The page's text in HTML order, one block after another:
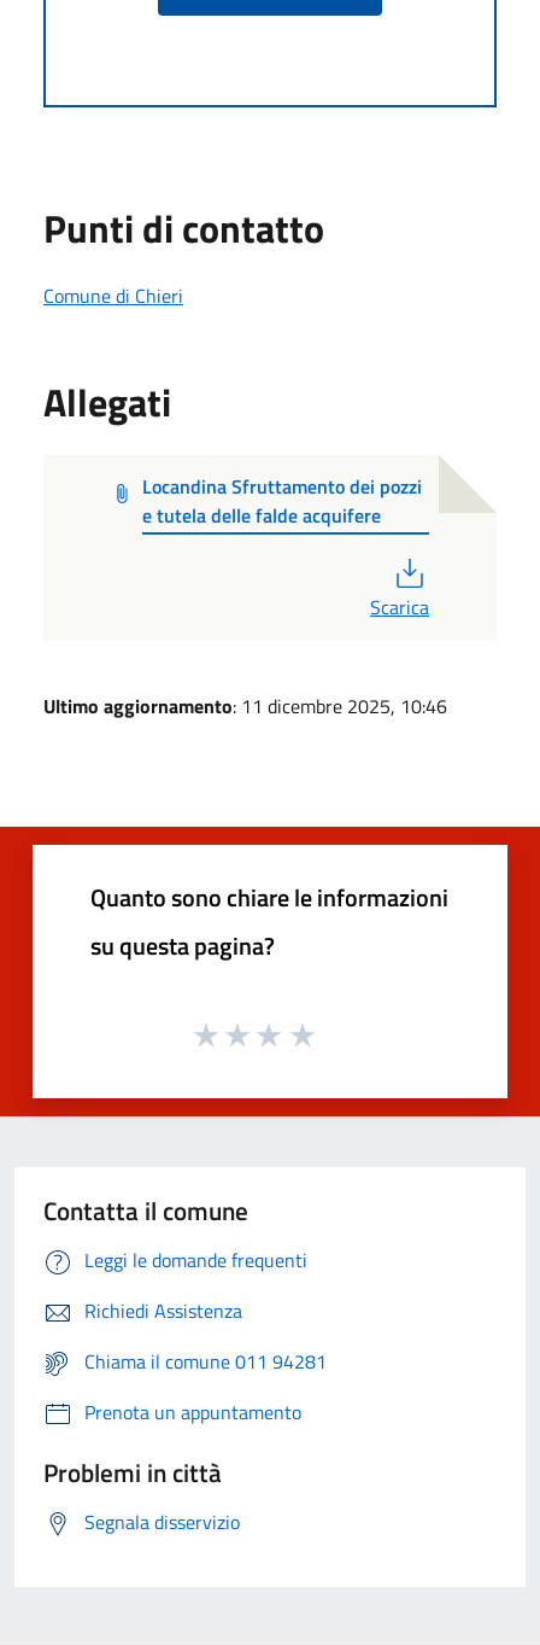
Punti di contatto
Comune di Chieri
Allegati
Locandina Sfruttamento dei pozzi
e tutela delle falde acquifere
Scarica
Ultimo aggiornamento: 11 dicembre 2025, 10:46
Quanto sono chiare le informazioni
su questa pagina?
Contatta il comune
Leggi le domande frequenti
Richiedi Assistenza
Chiama il comune 011 94281
Prenota un appuntamento
Problemi in città
Segnala disservizio